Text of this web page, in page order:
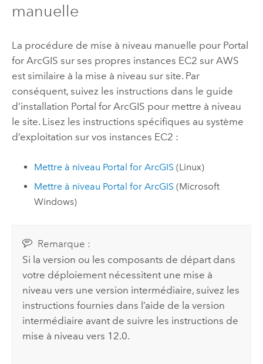
manuelle
La procédure de mise à niveau manuelle pour Portal
for ArcGIS sur ses propres instances EC2 sur AWS
est similaire à la mise à niveau sur site. Par
conséquent, suivez les instructions dans le guide
d’installation Portal for ArcGIS pour mettre à niveau
le site. Lisez les instructions spécifiques au système
d’exploitation sur vos instances EC2 :
Mettre à niveau Portal for ArcGIS (Linux)
Mettre à niveau Portal for ArcGIS (Microsoft
Windows)
Remarque :
Si la version ou les composants de départ dans
votre déploiement nécessitent une mise à
niveau vers une version intermédiaire, suivez les
instructions fournies dans l’aide de la version
intermédiaire avant de suivre les instructions de
mise à niveau vers 12.0.